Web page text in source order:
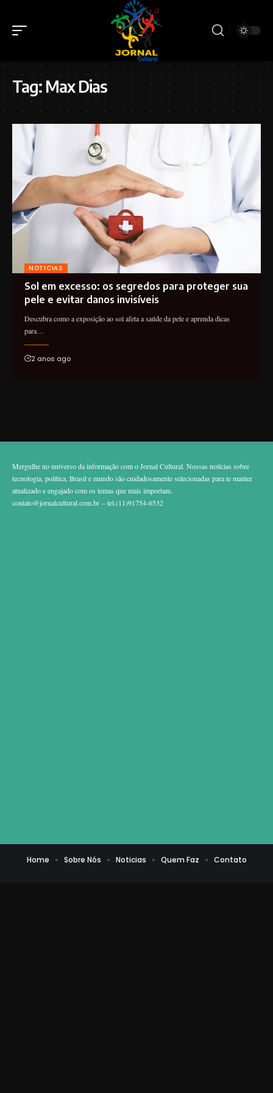
Tag: Max Dias
NOTICIAS
Sol em excesso: os segredos para proteger sua
pele e evitar danos invisíveis
Descubra como a exposição ao sol afeta a saúde da pele e aprenda dicas
para…
2 anos ago
Mergulhe no universo da informação com o Jornal Cultural. Nossas notícias sobre
tecnologia, política, Brasil e mundo são cuidadosamente selecionadas para te manter
atualizado e engajado com os temas que mais importam.
contato@jornalcultural.com.br – tel.(11)91754-6532
Home Sobre Nós Noticias Quem Faz Contato